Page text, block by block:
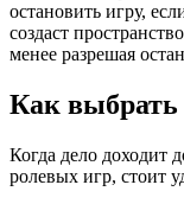
остановить игру,
создаст
менее разрешая
Как выбрать
Когда дело доходит
ролевых игр, стоит